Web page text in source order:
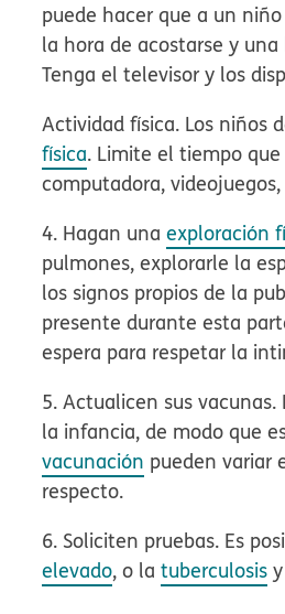
puede hacer que a un
la hora de acostarse y
Tenga el televisor y los
Actividad física. Los niños
física. Limite el tiempo
computadora,
4. Hagan unaexploración
pulmones, explorarle la
los signos propios de la
presente durante esta
espera para respetar la
5. Actualicen sus vacunas.
la infancia, de modo que
vacunación pueden variar
respecto.
6. Soliciten pruebas. Es
elevado, o latuberculosis